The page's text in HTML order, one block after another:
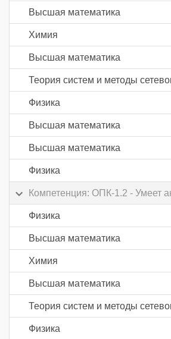
Высшая математика
Химия
Высшая математика
Физика
Высшая математика
Высшая математика
Физика
Компетенция: ОПК-1.2 - Умеет
Физика
Высшая математика
Химия
Высшая математика
Физика